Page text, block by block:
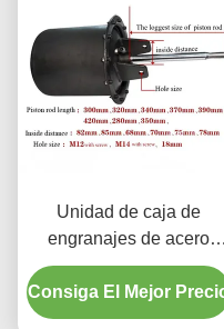
Unidad de caja de
engranajes de acero
inoxidable a prueba de
polvo para el cambiador
de neumáticos
Consiga El Mejor